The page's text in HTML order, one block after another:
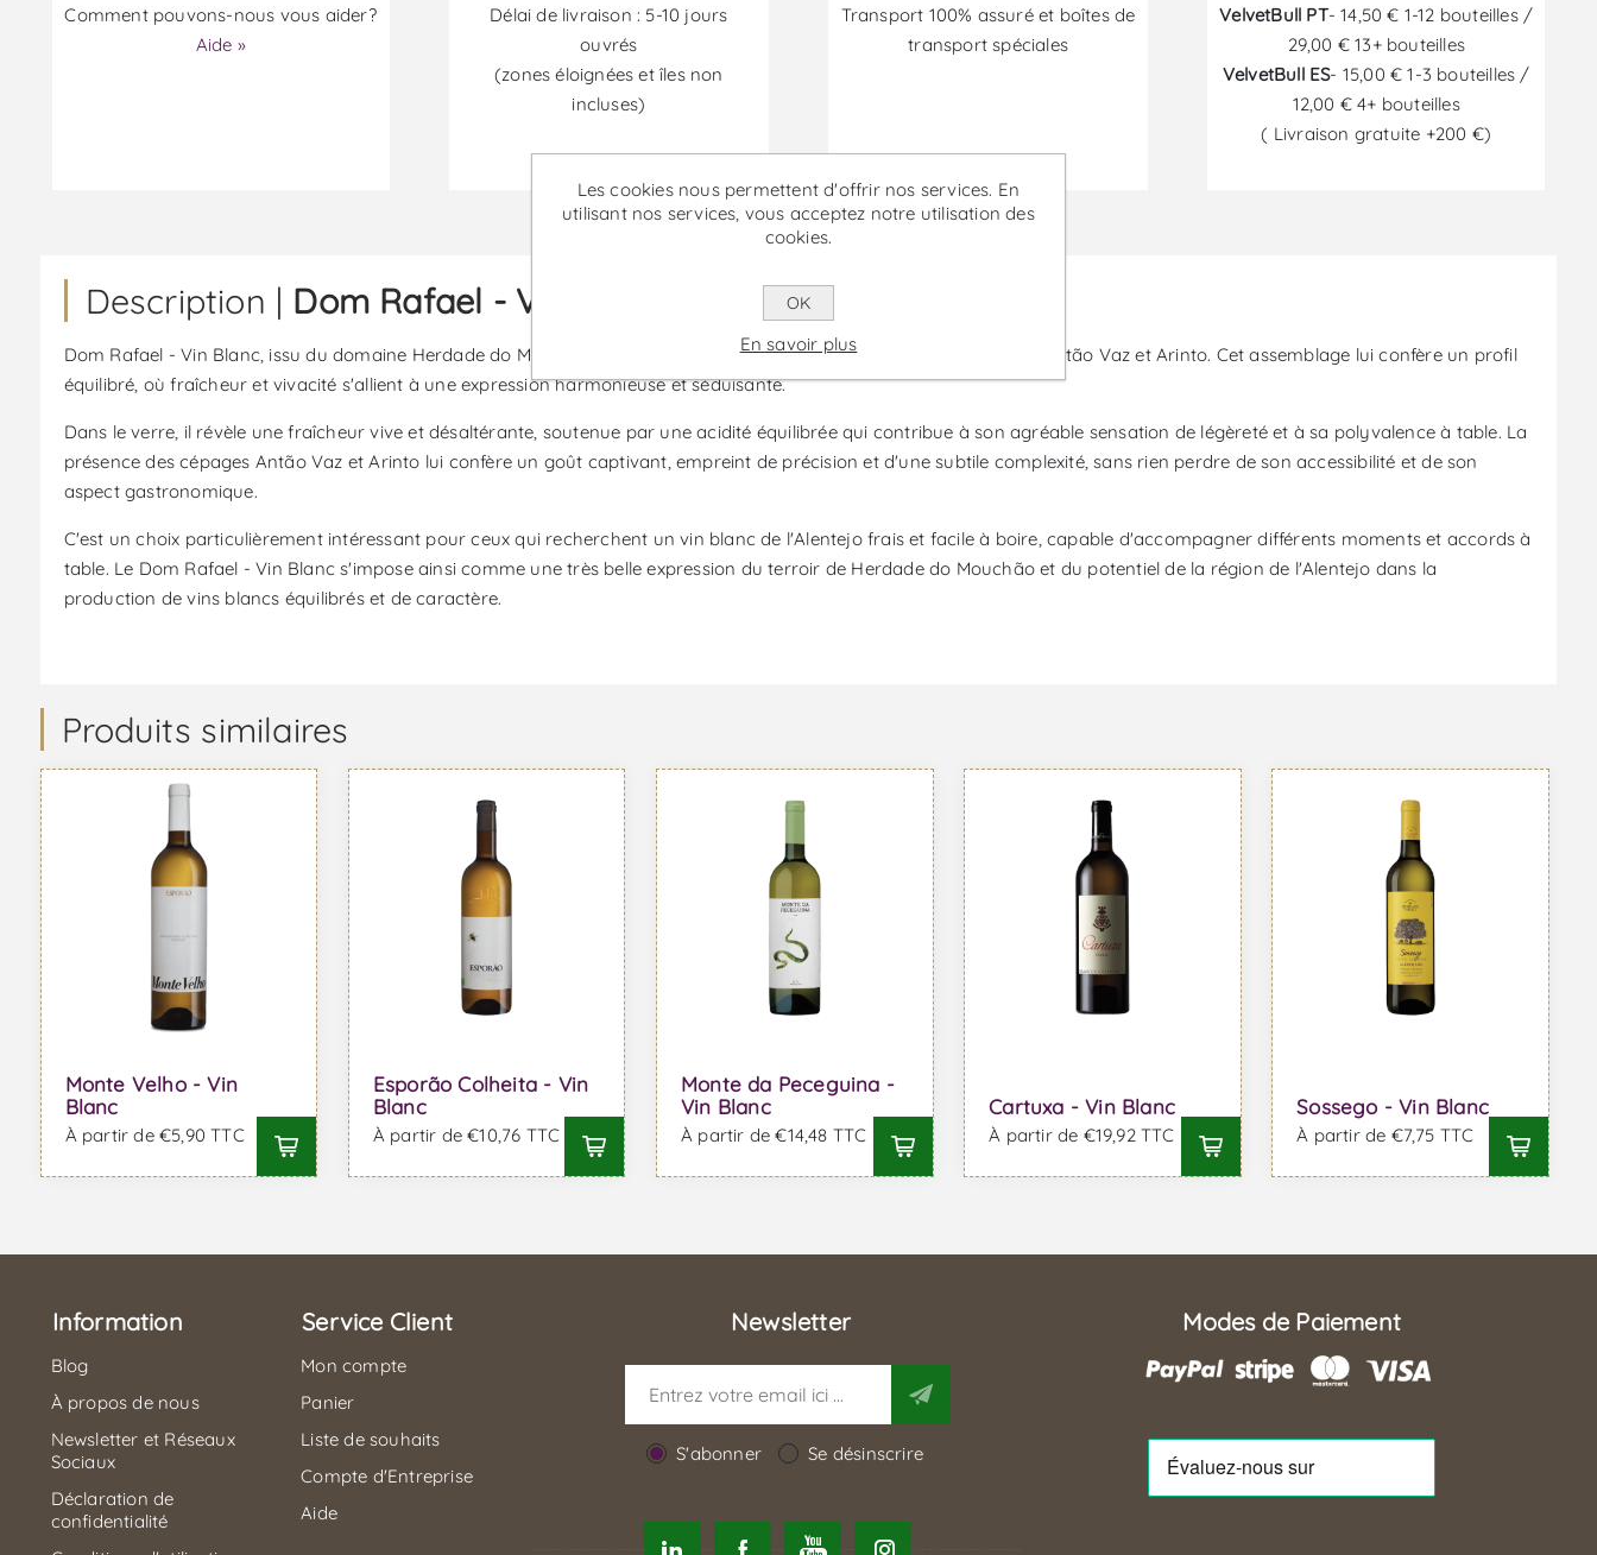
Comment pouvons-nous vous aider?
Aide »
Délai de livraison : 5-10 jours
ouvrés
(zones éloignées et îles non
incluses)
Transport 100% assuré et boîtes de
transport spéciales
VelvetBull PT- 14,50 € 1-12 bouteilles /
29,00 € 13+ bouteilles
VelvetBull ES- 15,00 € 1-3 bouteilles /
12,00 € 4+ bouteilles
( Livraison gratuite +200 €)
Les promotions sont disponibles du 30/06/2026 au 30/09/2026
Description | Dom Rafael - Vin Blanc
Dom Rafael - Vin Blanc, issu du domaine Herdade do Mouchão, est un vin de l'Alentejo élaboré à partir des cépages Antão Vaz et Arinto. Cet assemblage lui confère un profil
équilibré, où fraîcheur et vivacité s'allient à une expression harmonieuse et séduisante.
Dans le verre, il révèle une fraîcheur vive et désaltérante, soutenue par une acidité équilibrée qui contribue à son agréable sensation de légèreté et à sa polyvalence à table. La
présence des cépages Antão Vaz et Arinto lui confère un goût captivant, empreint de précision et d'une subtile complexité, sans rien perdre de son accessibilité et de son
aspect gastronomique.
C'est un choix particulièrement intéressant pour ceux qui recherchent un vin blanc de l'Alentejo frais et facile à boire, capable d'accompagner différents moments et accords à
table. Le Dom Rafael - Vin Blanc s'impose ainsi comme une très belle expression du terroir de Herdade do Mouchão et du potentiel de la région de l'Alentejo dans la
production de vins blancs équilibrés et de caractère.
Produits similaires
Monte Velho - Vin
Blanc
À partir de €5,90 TTC
Esporão Colheita - Vin
Blanc
À partir de €10,76 TTC
Monte da Peceguina -
Vin Blanc
À partir de €14,48 TTC
Cartuxa - Vin Blanc
À partir de €19,92 TTC
Sossego - Vin Blanc
À partir de €7,75 TTC
Information
Blog
À propos de nous
Newsletter et Réseaux
Sociaux
Déclaration de
confidentialité
Service Client
Mon compte
Panier
Liste de souhaits
Compte d'Entreprise
Aide
Newsletter
S'abonner Se désinscrire
Modes de Paiement
Les cookies nous permettent d'offrir nos services. En
utilisant nos services, vous acceptez notre utilisation des
cookies.
OK
En savoir plus